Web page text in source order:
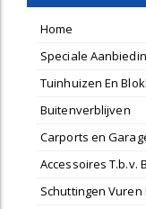
Home
Speciale
Tuinhuizen En
Buitenverblijven
Carports en
Accessoires T.b.v.
Schuttingen